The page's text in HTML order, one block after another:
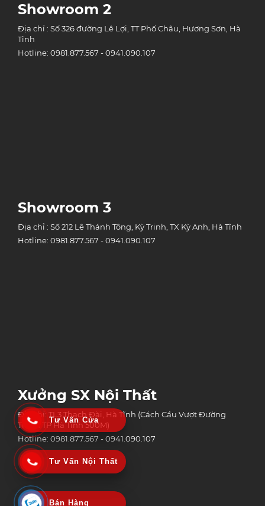
Showroom 2
Địa chỉ : Số 326 đường Lê Lợi, TT Phố Châu, Hương Sơn, Hà
Tĩnh
Hotline: 0981.877.567 - 0941.090.107
Showroom 3
Địa chỉ : Số 212 Lê Thánh Tông, Kỳ Trinh, TX Kỳ Anh, Hà Tĩnh
Hotline: 0981.877.567 - 0941.090.107
Xưởng SX Nội Thất
Địa chỉ: TL3 Thạch Đài, Hà Tĩnh (Cách Cầu Vượt Đường
Tránh TP Hà Tĩnh 500M)
Hotline: 0981.877.567 - 0941.090.107
Tư Vấn Cửa
Tư Vấn Nội Thất
Bán Hàng